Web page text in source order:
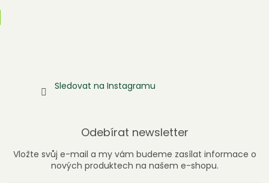
Sledovat na Instagramu
Odebírat newsletter
Vložte svůj e-mail a my vám budeme zasílat informace o
nových produktech na našem e-shopu.